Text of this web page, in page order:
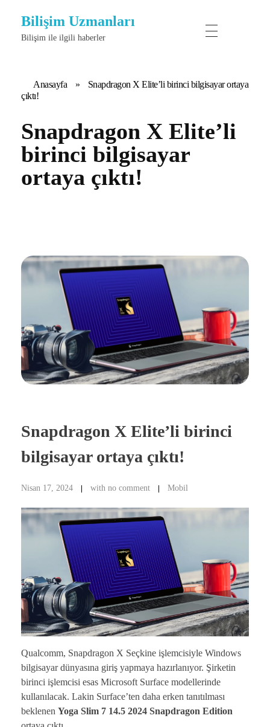
Bilişim Uzmanları
Bilişim ile ilgili haberler
Anasayfa »
Snapdragon X Elite’li birinci bilgisayar ortaya
çıktı!
Snapdragon X Elite’li
birinci bilgisayar
ortaya çıktı!
Snapdragon X Elite’li birinci
bilgisayar ortaya çıktı!
Nisan 17, 2024 with no comment Mobil
Qualcomm, Snapdragon X Seçkine işlemcisiyle Windows
bilgisayar dünyasına giriş yapmaya hazırlanıyor. Şirketin
birinci işlemcisi esas Microsoft Surface modellerinde
kullanılacak. Lakin Surface’ten daha erken tanıtılması
beklenen Yoga Slim 7 14.5 2024 Snapdragon Edition